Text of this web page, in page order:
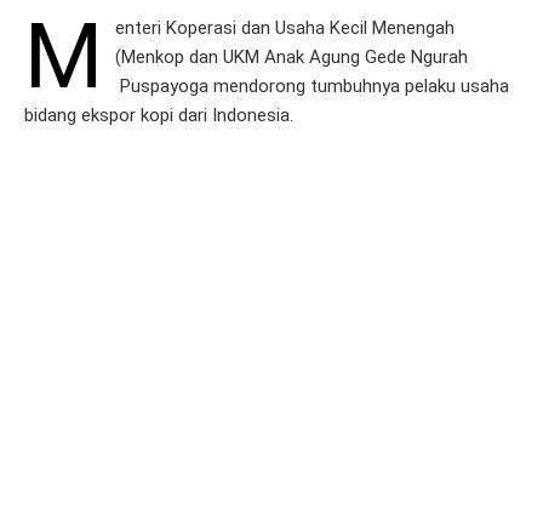
M
enteri Koperasi dan Usaha Kecil Menengah
(Menkop dan UKM Anak Agung Gede Ngurah
Puspayoga mendorong tumbuhnya pelaku usaha
bidang ekspor kopi dari Indonesia.